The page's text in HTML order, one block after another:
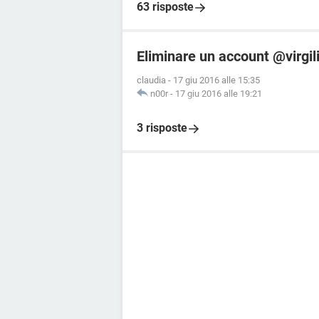
63 risposte
Eliminare un account
claudia - 17 giu 2016 alle 15:35
n00r - 17 giu 2016 alle 19:21
3 risposte